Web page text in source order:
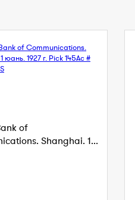
of
Shanghai. 1...